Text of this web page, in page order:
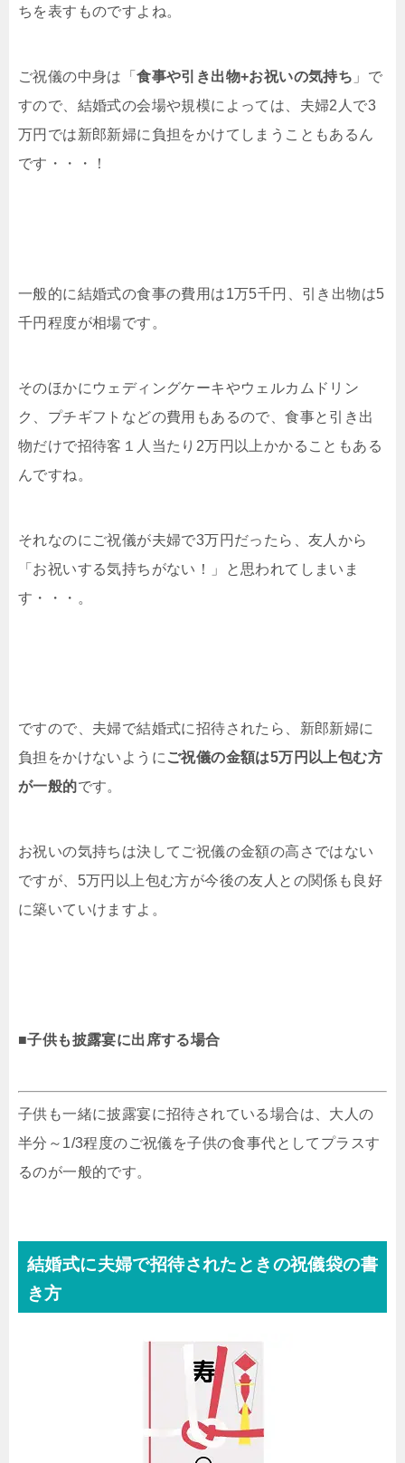
ちを表すものですよね。
ご祝儀の中身は「食事や引き出物+お祝いの気持ち 」で
すので、結婚式の会場や規模によっては、夫婦2人で3
万円では新郎新婦に負担をかけてしまうこともあるん
です・・・！
一般的に結婚式の食事の費用は1万5千円、引き出物は5
千円程度が相場です。
そのほかにウェディングケーキやウェルカムドリン
ク、プチギフトなどの費用もあるので、食事と引き出
物だけで招待客１人当たり2万円以上かかることもある
んですね。
それなのにご祝儀が夫婦で3万円だったら、友人から
「お祝いする気持ちがない！」と思われてしまいま
す・・・。
ですので、夫婦で結婚式に招待されたら、新郎新婦に
負担をかけないように ご祝儀の金額は5万円以上包む方
が一般的です。
お祝いの気持ちは決してご祝儀の金額の高さではない
ですが、5万円以上包む方が今後の友人との関係も良好
に築いていけますよ。
■子供も披露宴に出席する場合
子供も一緒に披露宴に招待されている場合は、大人の
半分～1/3程度のご祝儀を子供の食事代としてプラスす
るのが一般的です。
結婚式に夫婦で招待されたときの祝儀袋の書
き方